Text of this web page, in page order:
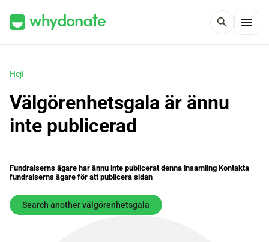
search menu
Hej!
Välgörenhetsgala är ännu
inte publicerad
Fundraiserns ägare har ännu inte publicerat denna insamling Kontakta
fundraiserns ägare för att publicera sidan
Search another välgörenhetsgala